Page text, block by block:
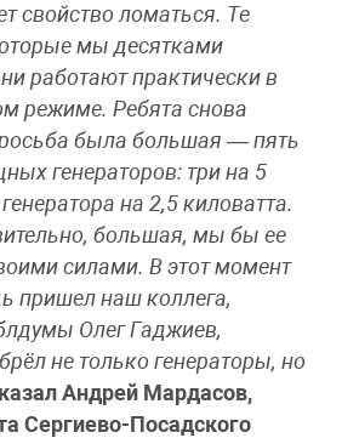
свойство ломаться. Те
мы десятками
работают практически в
режиме. Ребята снова
была большая — пять
генераторов: три на 5
на 2,5 киловатта.
большая, мы бы ее
силами. В этот момент
пришел наш коллега,
Олег Гаджиев,
не только генераторы, но
Андрей Мардасов,
Сергиево-Посадского